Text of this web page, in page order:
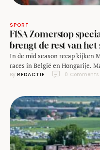
SPORT
F1SA Zomerstop
brengt de rest van het
In de mid season recap kijken
races in België en Hongarije.
eerste seizoenshelft en met
By REDACTIE 0 Comments